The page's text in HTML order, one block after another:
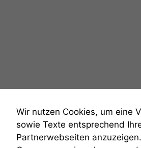
Wir nutzen Cookies, um eine
sowie Texte entsprechend
Partnerwebseiten